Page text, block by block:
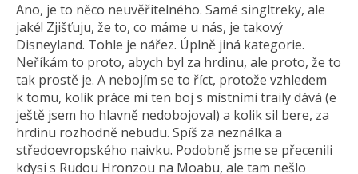
Ano, je to něco neuvěřitelného. Samé singltreky, ale
jaké! Zjišťuju, že to, co máme u nás, je takový
Disneyland. Tohle je nářez. Úplně jiná kategorie.
Neříkám to proto, abych byl za hrdinu, ale proto, že to
tak prostě je. A nebojím se to říct, protože vzhledem
k tomu, kolik práce mi ten boj s místními traily dává (e
ještě jsem ho hlavně nedobojoval) a kolik sil bere, za
hrdinu rozhodně nebudu. Spíš za neználka a
středoevropského naivku. Podobně jsme se přecenili
kdysi s Rudou Hronzou na Moabu, ale tam nešlo